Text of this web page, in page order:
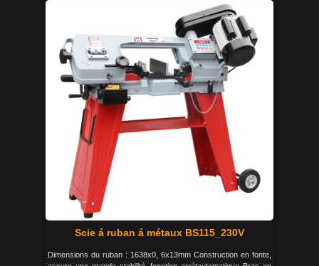
Scie á ruban á métaux BS115_230V
Dimensions du ruban : 1638x0, 6x13mm Construction en fonte,